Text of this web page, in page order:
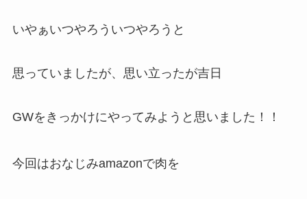
いやぁいつやろういつやろうと
思っていましたが、思い立ったが吉日
GWをきっかけにやってみようと思いました！！
今回はおなじみamazonで肉を